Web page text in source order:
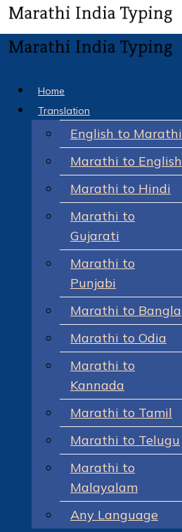
Home
Translation
English to Marathi
Marathi to English
Marathi to Hindi
Marathi to
Gujarati
Marathi to
Punjabi
Marathi to Bangla
Marathi to Odia
Marathi to
Kannada
Marathi to Tamil
Marathi to Telugu
Marathi to
Malayalam
Any Language